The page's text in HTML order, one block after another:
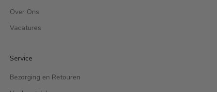
Over Ons
Vacatures
Service
Bezorging en Retouren